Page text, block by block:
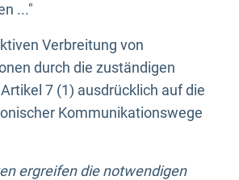
..."
Verbreitung von
durch die zuständigen
7 (1) ausdrücklich auf die
Kommunikationswege
ergreifen die notwendigen